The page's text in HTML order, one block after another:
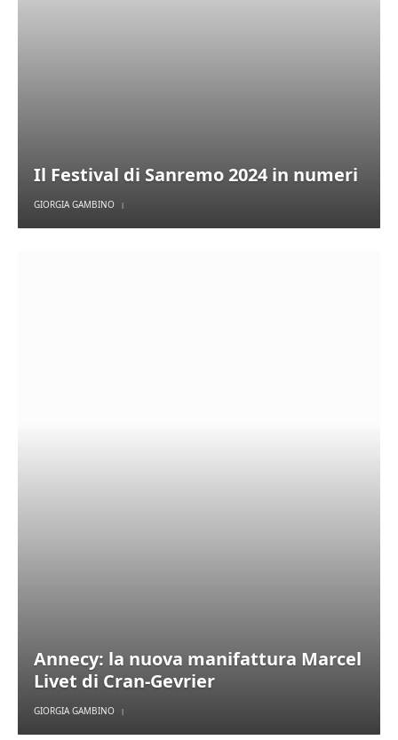
Il Festival di Sanremo 2024 in numeri
GIORGIA GAMBINO
Annecy: la nuova manifattura Marcel
Livet di Cran-Gevrier
GIORGIA GAMBINO